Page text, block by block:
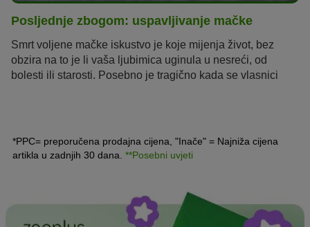
Posljednje zbogom: uspavljivanje mačke
Smrt voljene mačke iskustvo je koje mijenja život, bez
obzira na to je li vaša ljubimica uginula u nesreći, od
bolesti ili starosti. Posebno je tragično kada se vlasnici
*PPC= preporučena prodajna cijena, "Inače" = Najniža cijena
artikla u zadnjih 30 dana. **Posebni uvjeti